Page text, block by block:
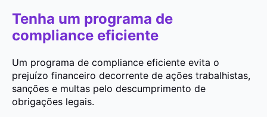
Tenha um programa de
compliance eficiente
Um programa de compliance eficiente evita o
prejuízo financeiro decorrente de ações trabalhistas,
sanções e multas pelo descumprimento de
obrigações legais.